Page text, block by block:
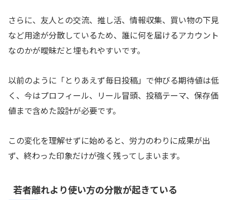
さらに、友人との交流、推し活、情報収集、買い物の下見
など用途が分散しているため、誰に何を届けるアカウント
なのかが曖昧だと埋もれやすいです。
以前のように「とりあえず毎日投稿」で伸びる期待値は低
く、今はプロフィール、リール冒頭、投稿テーマ、保存価
値まで含めた設計が必要です。
この変化を理解せずに始めると、労力のわりに成果が出
ず、終わった印象だけが強く残ってしまいます。
若者離れより使い方の分散が起きている